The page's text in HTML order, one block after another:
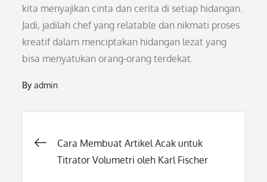
kita menyajikan cinta dan cerita di setiap hidangan.
Jadi, jadilah chef yang relatable dan nikmati proses
kreatif dalam menciptakan hidangan lezat yang
bisa menyatukan orang-orang terdekat.
Byadmin
Post
Cara Membuat Artikel Acak untuk
Titrator Volumetri oleh Karl Fischer